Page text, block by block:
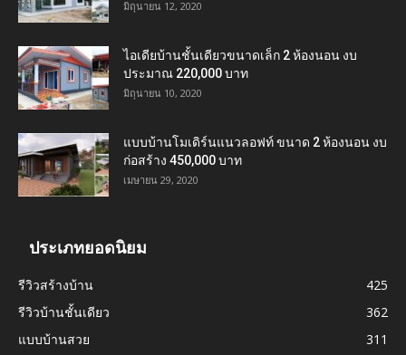
มิถุนายน 12, 2020
ไอเดียบ้านชั้นเดียวขนาดเล็ก 2 ห้องนอน งบ
ประมาณ 220,000 บาท
มิถุนายน 10, 2020
แบบบ้านโมเดิร์นแนวลอฟท์ ขนาด 2 ห้องนอน งบ
ก่อสร้าง 450,000 บาท
เมษายน 29, 2020
ประเภทยอดนิยม
รีวิวสร้างบ้าน
425
รีวิวบ้านชั้นเดียว
362
แบบบ้านสวย
311